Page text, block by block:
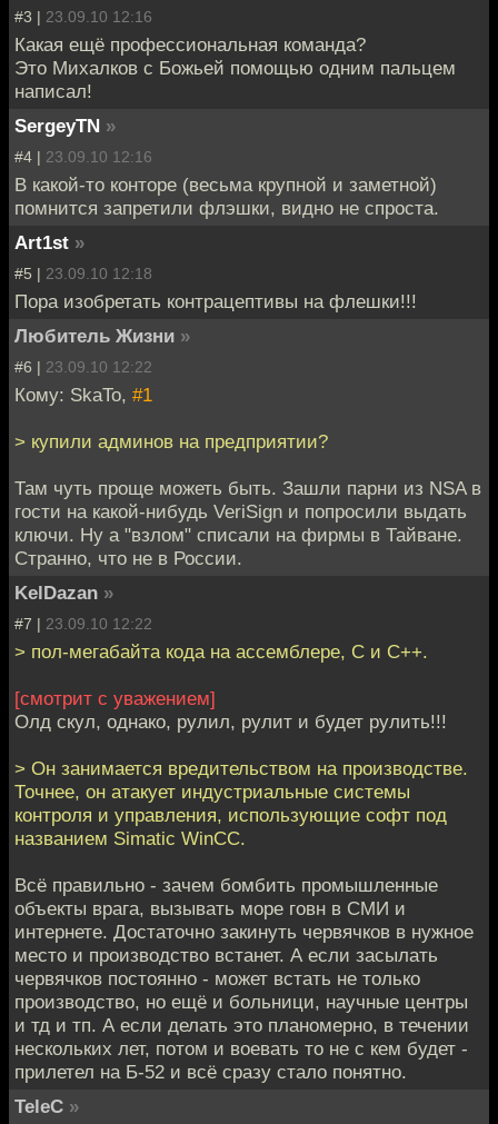
#3 | 23.09.10 12:16
Какая ещё профессиональная команда?
Это Михалков с Божьей помощью одним пальцем
написал!
SergeyTN »
#4 | 23.09.10 12:16
В какой-то конторе (весьма крупной и заметной)
помнится запретили флэшки, видно не спроста.
Art1st »
#5 | 23.09.10 12:18
Пора изобретать контрацептивы на флешки!!!
Любитель Жизни »
#6 | 23.09.10 12:22
Кому: SkaTo, #1
> купили админов на предприятии?
Там чуть проще можеть быть. Зашли парни из NSA в
гости на какой-нибудь VeriSign и попросили выдать
ключи. Ну а "взлом" списали на фирмы в Тайване.
Странно, что не в России.
KelDazan »
#7 | 23.09.10 12:22
> пол-мегабайта кода на ассемблере, С и С++.
[смотрит с уважением]
Олд скул, однако, рулил, рулит и будет рулить!!!
> Он занимается вредительством на производстве.
Точнее, он атакует индустриальные системы
контроля и управления, использующие софт под
названием Simatic WinCC.
Всё правильно - зачем бомбить промышленные
объекты врага, вызывать море говн в СМИ и
интернете. Достаточно закинуть червячков в нужное
место и производство встанет. А если засылать
червячков постоянно - может встать не только
производство, но ещё и больници, научные центры
и тд и тп. А если делать это планомерно, в течении
нескольких лет, потом и воевать то не с кем будет -
прилетел на Б-52 и всё сразу стало понятно.
TeleC »